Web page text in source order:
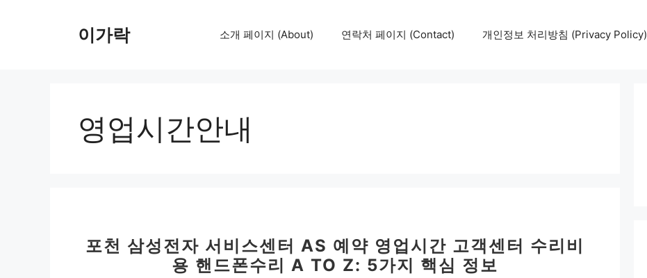
이가락 소개 페이지 (About) 연락처 페이지 (Contact) 개인정보 처리방침 (Privacy Policy)
영업시간안내
포천 삼성전자 서비스센터 AS 예약 영업시간 고객센터 수리비
용 핸드폰수리 A TO Z: 5가지 핵심 정보